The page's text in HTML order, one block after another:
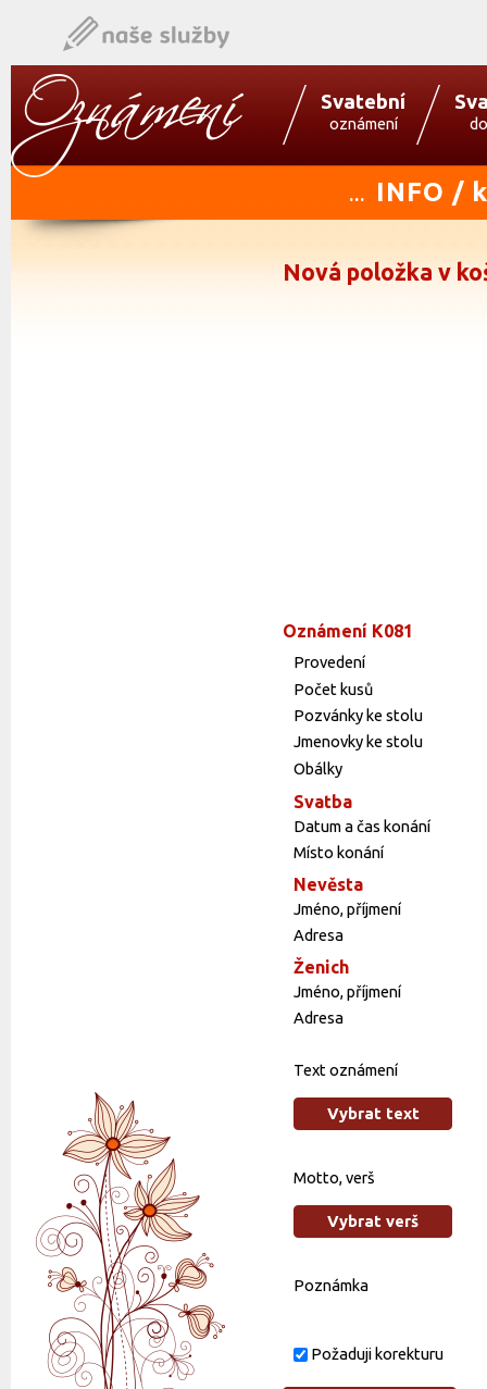
Svatební
oznámení
... INFO /
Nová položka v
Oznámení K081
Provedení
Počet kusů
Pozvánky ke stolu
Jmenovky ke stolu
Obálky
Svatba
Datum a čas konání
Místo konání
Nevěsta
Jméno, příjmení
Adresa
Ženich
Jméno, příjmení
Adresa
Text oznámení
Vybrat text
Motto, verš
Vybrat verš
Poznámka
Požaduji korekturu